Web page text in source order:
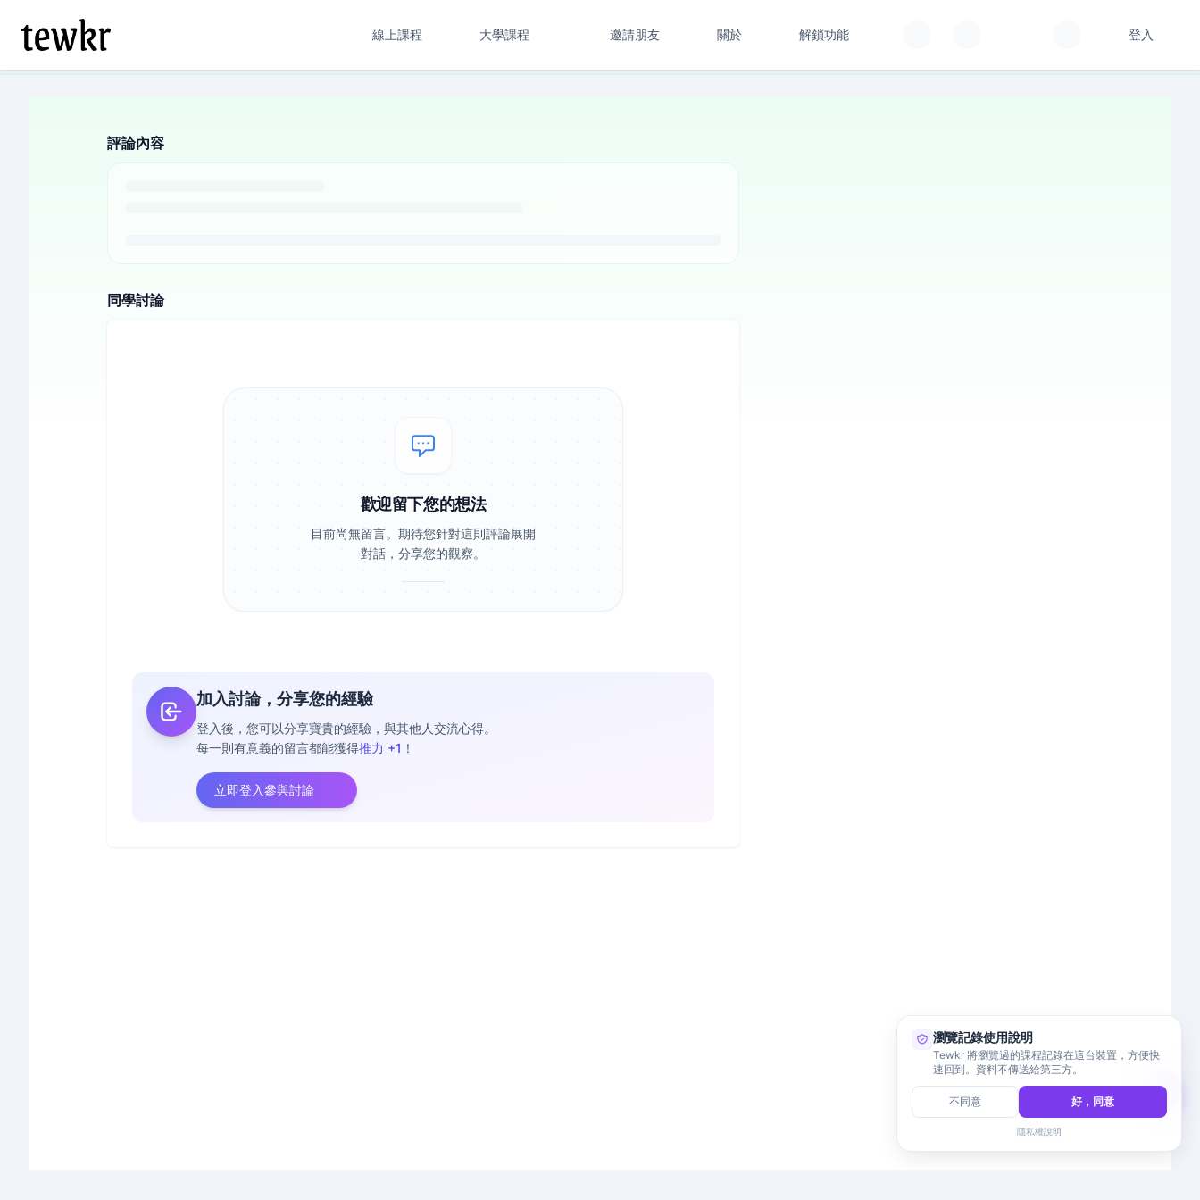
線上課程 大學課程 邀請朋友 關於 解鎖功能 登入
評論內容
同學討論
歡迎留下您的想法
目前尚無留言。期待您針對這則評論展開
對話，分享您的觀察。
加入討論，分享您的經驗
登入後，您可以分享寶貴的經驗，與其他人交流心得。
每一則有意義的留言都能獲得推力 +1 ！
立即登入參與討論
瀏覽記錄使用說明
Tewkr 將瀏覽過的課程記錄在這台裝置，方便快
速回到。資料不傳送給第三方。
不同意 好，同意
隱私權說明